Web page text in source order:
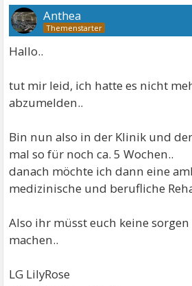
Anthea
Hallo..
tut mir leid, ich hatte es nicht
abzumelden..
Bin nun also in der Klinik und
mal so für noch ca. 5 Wochen..
danach möchte ich dann eine
medizinische und berufliche
Also ihr müsst euch keine
machen..
LG LilyRose